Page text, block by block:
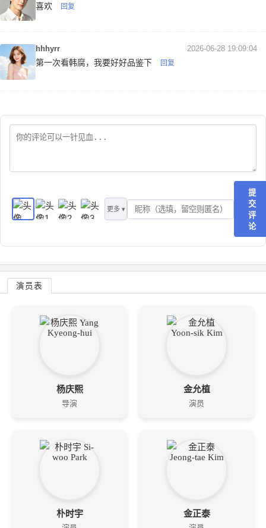
喜欢 回复
hhhyrr 2026-06-28 19:09:04
第一次看韩腐，我要好好品鉴下 回复
更多 ▾
提
交
评
论
演员表
杨庆熙
导演
金允植
演员
朴时宇 金正泰